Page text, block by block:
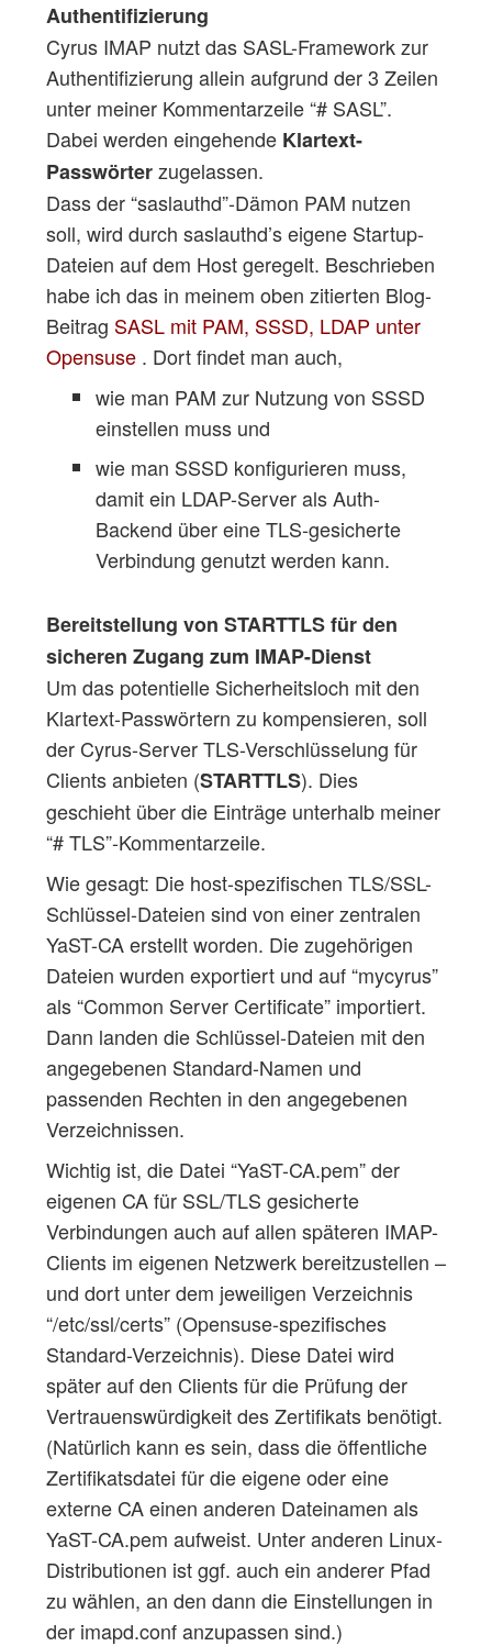
Authentifizierung
Cyrus IMAP nutzt das SASL-Framework zur
Authentifizierung allein aufgrund der 3 Zeilen
unter meiner Kommentarzeile “# SASL”.
Dabei werden eingehende Klartext-
Passwörterzugelassen.
Dass der “saslauthd”-Dämon PAM nutzen
soll, wird durch saslauthd’s eigene Startup-
Dateien auf dem Host geregelt. Beschrieben
habe ich das in meinem oben zitierten Blog-
Beitrag SASL mit PAM, SSSD, LDAP unter
Opensuse. Dort findet man auch,
wie man PAM zur Nutzung von SSSD
einstellen muss und
wie man SSSD konfigurieren muss,
damit ein LDAP-Server als Auth-
Backend über eine TLS-gesicherte
Verbindung genutzt werden kann.
Bereitstellung von STARTTLS für den
sicheren Zugang zum IMAP-Dienst
Um das potentielle Sicherheitsloch mit den
Klartext-Passwörtern zu kompensieren, soll
der Cyrus-Server TLS-Verschlüsselung für
Clients anbieten (STARTTLS). Dies
geschieht über die Einträge unterhalb meiner
“# TLS”-Kommentarzeile.
Wie gesagt: Die host-spezifischen TLS/SSL-
Schlüssel-Dateien sind von einer zentralen
YaST-CA erstellt worden. Die zugehörigen
Dateien wurden exportiert und auf “mycyrus”
als “Common Server Certificate” importiert.
Dann landen die Schlüssel-Dateien mit den
angegebenen Standard-Namen und
passenden Rechten in den angegebenen
Verzeichnissen.
Wichtig ist, die Datei “YaST-CA.pem” der
eigenen CA für SSL/TLS gesicherte
Verbindungen auch auf allen späteren IMAP-
Clients im eigenen Netzwerk bereitzustellen –
und dort unter dem jeweiligen Verzeichnis
“/etc/ssl/certs” (Opensuse-spezifisches
Standard-Verzeichnis). Diese Datei wird
später auf den Clients für die Prüfung der
Vertrauenswürdigkeit des Zertifikats benötigt.
(Natürlich kann es sein, dass die öffentliche
Zertifikatsdatei für die eigene oder eine
externe CA einen anderen Dateinamen als
YaST-CA.pem aufweist. Unter anderen Linux-
Distributionen ist ggf. auch ein anderer Pfad
zu wählen, an den dann die Einstellungen in
der imapd.conf anzupassen sind.)